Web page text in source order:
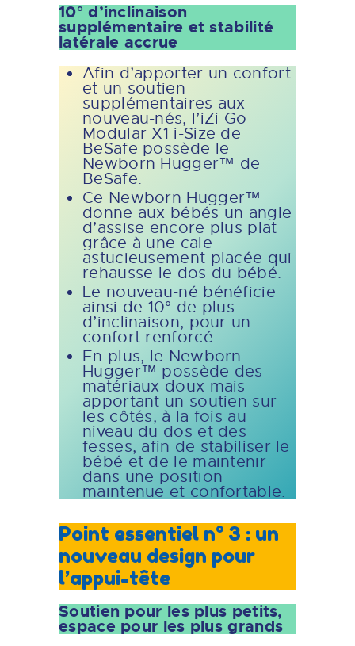
10° d’inclinaison
supplémentaire et stabilité
latérale accrue
Afin d’apporter un confort
et un soutien
supplémentaires aux
nouveau-nés, l’iZi Go
Modular X1 i-Size de
BeSafe possède le
Newborn Hugger™ de
BeSafe.
Ce Newborn Hugger™
donne aux bébés un angle
d’assise encore plus plat
grâce à une cale
astucieusement placée qui
rehausse le dos du bébé.
Le nouveau-né bénéficie
ainsi de 10° de plus
d’inclinaison, pour un
confort renforcé.
En plus, le Newborn
Hugger™ possède des
matériaux doux mais
apportant un soutien sur
les côtés, à la fois au
niveau du dos et des
fesses, afin de stabiliser le
bébé et de le maintenir
dans une position
maintenue et confortable.
Point essentiel n° 3 : un
nouveau design pour
l’appui-tête
Soutien pour les plus petits,
espace pour les plus grands